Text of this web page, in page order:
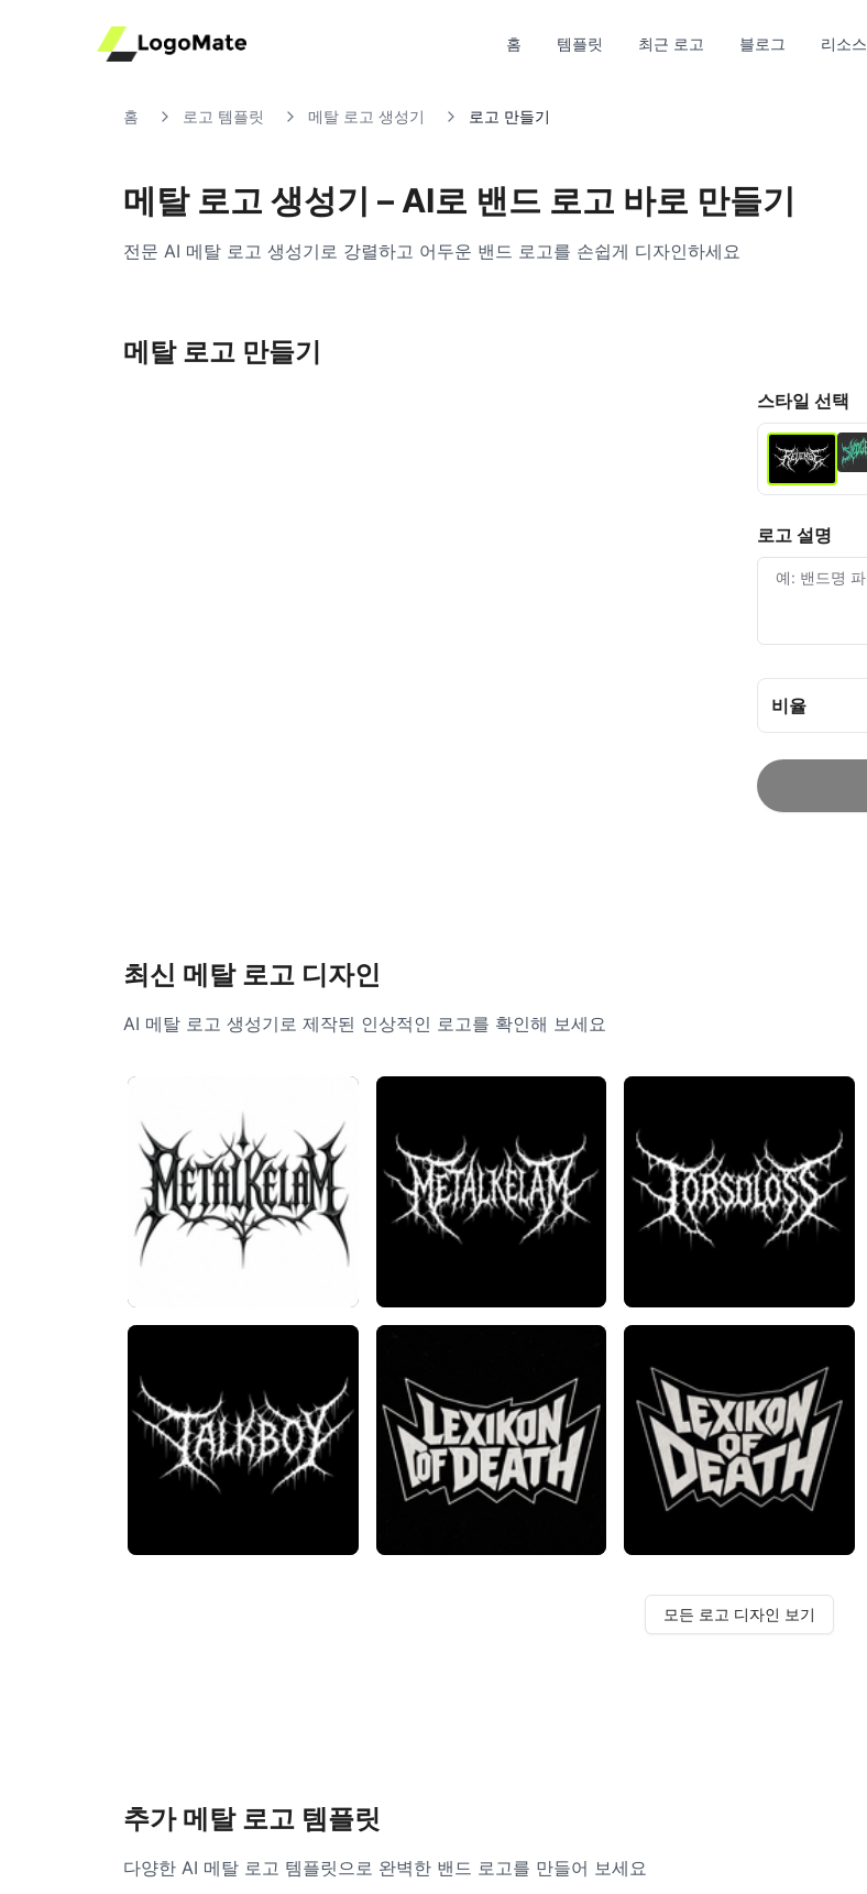
홈 템플릿 최근 로고 블로그 리소스
홈 로고 템플릿 메탈 로고 생성기 로고 만들기
메탈 로고 생성기 – AI로 밴드 로고 바로 만들기
전문 AI 메탈 로고 생성기로 강렬하고 어두운 밴드 로고를 손쉽게 디자인하세요
메탈 로고 만들기
스타일 선택
로고 설명
비율
최신 메탈 로고 디자인
AI 메탈 로고 생성기로 제작된 인상적인 로고를 확인해 보세요
모든 로고 디자인 보기
추가 메탈 로고 템플릿
다양한 AI 메탈 로고 템플릿으로 완벽한 밴드 로고를 만들어 보세요